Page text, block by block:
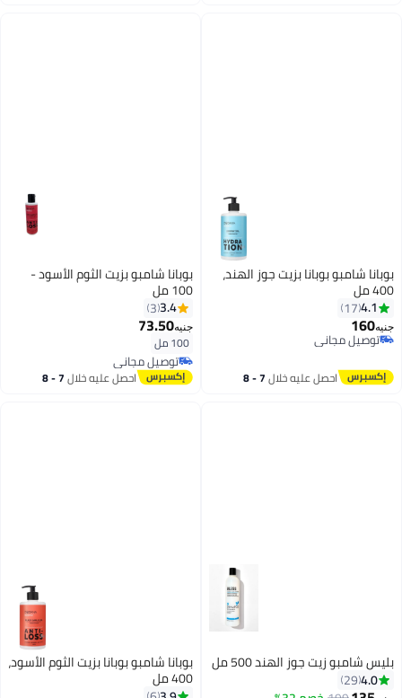
بوبانا شامبو بوبانا بزيت جوز الهند،
400 مل
4.1
17
جنيه160
توصيل مجاني
توصيل مجاني
احصل عليه خلال 7 - 8
اغسطس
بوبانا شامبو بزيت الثوم الأسود -
100 مل
3.4
3
جنيه73.50
100 مل
توصيل مجاني
توصيل مجانياحصل عليه خلال 7 - 8
اغسطس
بليس شامبو زيت جوز الهند 500 مل
4.0
29
بوبانا شامبو بوبانا بزيت الثوم الأسود،
400 مل